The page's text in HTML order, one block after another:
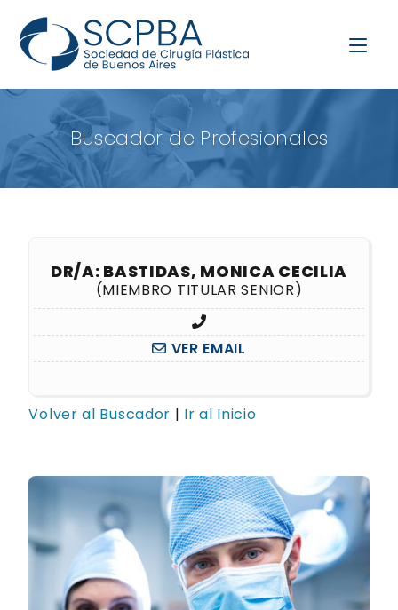
Buscador de Profesionales
DR/A: BASTIDAS, MONICA CECILIA
(MIEMBRO TITULAR SENIOR)
VER EMAIL
Volver al Buscador | Ir al Inicio